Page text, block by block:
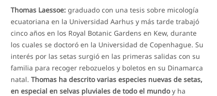
Thomas Laessoe: graduado con una tesis sobre micología
ecuatoriana en la Universidad Aarhus y más tarde trabajó
cinco años en los Royal Botanic Gardens en Kew, durante
los cuales se doctoró en la Universidad de Copenhague. Su
interés por las setas surgió en las primeras salidas con su
familia para recoger rebozuelos y boletos en su Dinamarca
natal.Thomas ha descrito varias especies nuevas de setas,
en especial en selvas pluviales de todo el mundoy ha